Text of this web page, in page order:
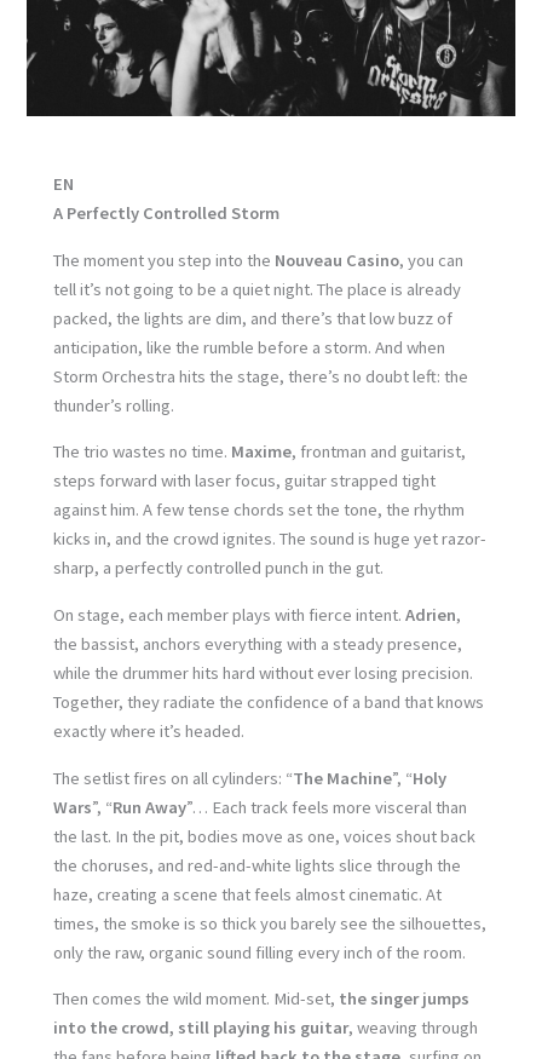
EN
A Perfectly Controlled Storm
The moment you step into the Nouveau Casino, you can
tell it’s not going to be a quiet night. The place is already
packed, the lights are dim, and there’s that low buzz of
anticipation, like the rumble before a storm. And when
Storm Orchestra hits the stage, there’s no doubt left: the
thunder’s rolling.
The trio wastes no time. Maxime, frontman and guitarist,
steps forward with laser focus, guitar strapped tight
against him. A few tense chords set the tone, the rhythm
kicks in, and the crowd ignites. The sound is huge yet razor-
sharp, a perfectly controlled punch in the gut.
On stage, each member plays with fierce intent.Adrien,
the bassist, anchors everything with a steady presence,
while the drummer hits hard without ever losing precision.
Together, they radiate the confidence of a band that knows
exactly where it’s headed.
The setlist fires on all cylinders: “The Machine”, “Holy
Wars”, “Run Away”… Each track feels more visceral than
the last. In the pit, bodies move as one, voices shout back
the choruses, and red-and-white lights slice through the
haze, creating a scene that feels almost cinematic. At
times, the smoke is so thick you barely see the silhouettes,
only the raw, organic sound filling every inch of the room.
Then comes the wild moment. Mid-set, the singer jumps
into the crowd, still playing his guitar, weaving through